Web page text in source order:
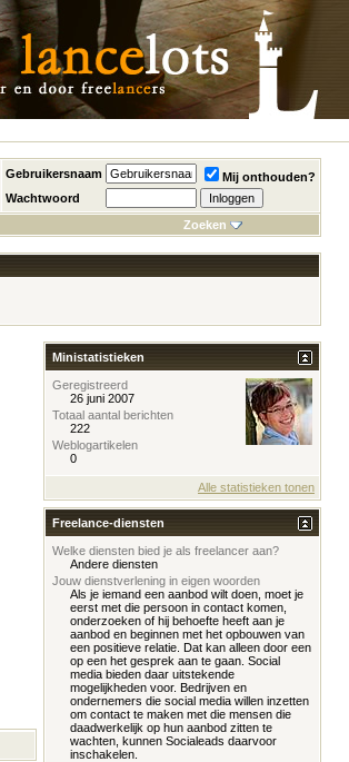
Gebruikersnaam
Mij onthouden?
Wachtwoord
Zoeken
Ministatistieken
Geregistreerd
26 juni 2007
Totaal aantal berichten
222
Weblogartikelen
0
Alle statistieken tonen
Freelance-diensten
Welke diensten bied je als freelancer aan?
Andere diensten
Jouw dienstverlening in eigen woorden
Als je iemand een aanbod wilt doen, moet je
eerst met die persoon in contact komen,
onderzoeken of hij behoefte heeft aan je
aanbod en beginnen met het opbouwen van
een positieve relatie. Dat kan alleen door een
op een het gesprek aan te gaan. Social
media bieden daar uitstekende
mogelijkheden voor. Bedrijven en
ondernemers die social media willen inzetten
om contact te maken met die mensen die
daadwerkelijk op hun aanbod zitten te
wachten, kunnen Socialeads daarvoor
inschakelen.